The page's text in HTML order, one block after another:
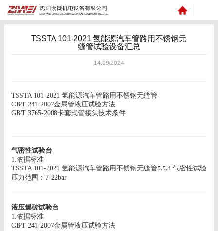
TSSTA 101-2021 氢能源汽车管路用不锈钢无
缝管试验设备汇总
14.09/2024
TSSTA 101-2021 氢能源汽车管路用不锈钢无缝管
GB∕T 241-2007金属管液压试验方法
GB∕T 3765-2008卡套式管接头技术条件
气密性试验台
1.依据标准
TSSTA 101-2021 氢能源汽车管路用不锈钢无缝管5.5.1 气密性试验
压力范围： 7-22bar
液压爆破试验台
1.依据标准
GB∕T 241-2007金属管液压试验方法